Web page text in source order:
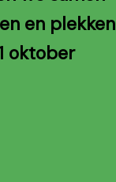
en plekken
oktober